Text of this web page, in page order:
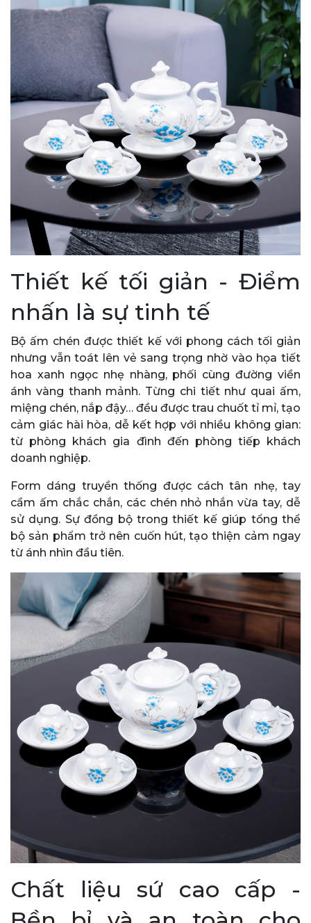
Thiết kế tối giản - Điểm
nhấn là sự tinh tế
Bộ ấm chén được thiết kế với phong cách tối giản
nhưng vẫn toát lên vẻ sang trọng nhờ vào họa tiết
hoa xanh ngọc nhẹ nhàng, phối cùng đường viền
ánh vàng thanh mảnh. Từng chi tiết như quai ấm,
miệng chén, nắp đậy… đều được trau chuốt tỉ mỉ, tạo
cảm giác hài hòa, dễ kết hợp với nhiều không gian:
từ phòng khách gia đình đến phòng tiếp khách
doanh nghiệp.
Form dáng truyền thống được cách tân nhẹ, tay
cầm ấm chắc chắn, các chén nhỏ nhắn vừa tay, dễ
sử dụng. Sự đồng bộ trong thiết kế giúp tổng thể
bộ sản phẩm trở nên cuốn hút, tạo thiện cảm ngay
từ ánh nhìn đầu tiên.
Chất liệu sứ cao cấp -